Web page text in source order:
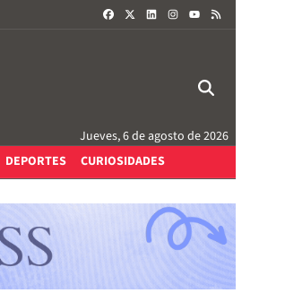
FACEBOOKLINKEDININSTAGRAM
Jueves, 6 de agosto de 2026
DEPORTES CURIOSIDADES